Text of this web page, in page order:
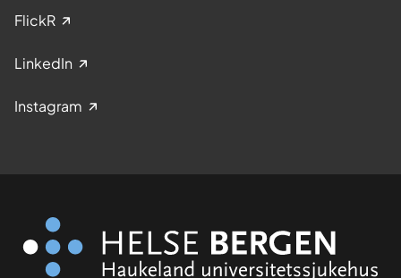
FlickR
LinkedIn
Instagram